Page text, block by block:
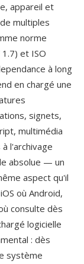
appareil et
multiples
norme
et ISO
à long
en chargé une
signets,
multimédia
l'archivage
absolue — un
aspect qu'il
où Android,
consulte dès
logicielle
: dès
système